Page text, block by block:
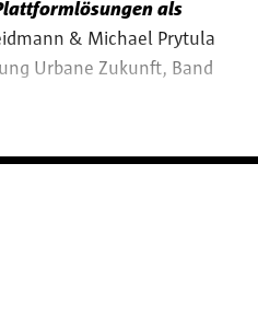
bildet-den-schlaatzrat/
als
& Michael Prytula
Urbane Zukunft, Band